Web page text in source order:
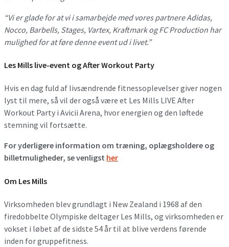
“Vi er glade for at vi i samarbejde med vores partnere Adidas,
Nocco, Barbells, Stages, Vartex, Kraftmark og FC Production har
mulighed for at føre denne event ud i livet.”
Les Mills live-event og After Workout Party
Hvis en dag fuld af livsændrende fitnessoplevelser giver nogen
lyst til mere, så vil der også være et Les Mills LIVE After
Workout Party i Avicii Arena, hvor energien og den løftede
stemning vil fortsætte.
For yderligere information om træning, oplægsholdere og
billetmuligheder, se venligst her
Om Les Mills
Virksomheden blev grundlagt i New Zealand i 1968 af den
firedobbelte Olympiske deltager Les Mills, og virksomheden er
vokset i løbet af de sidste 54 år til at blive verdens førende
inden for gruppefitness.